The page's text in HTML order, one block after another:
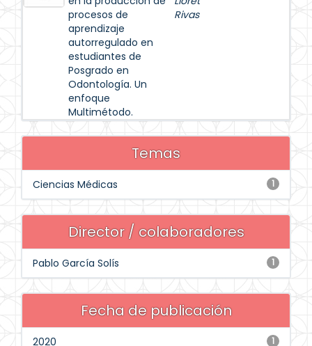
procesos de
aprendizaje
autorregulado en
estudiantes de
Posgrado en
Odontología. Un
enfoque
Multimétodo.
Rivas
Temas
1
Ciencias Médicas
Director / colaboradores
1
Pablo García Solís
Fecha de publicación
1
2020